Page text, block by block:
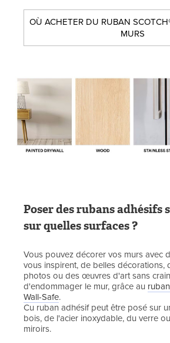
OÙ ACHETER DU RUBAN
MURS
Poser des rubans adhésifs
sur quelles surfaces ?
Vous pouvez décorer vos murs avec
vous inspirent, de belles décorations,
photos ou des œuvres d'art sans
d'endommager le mur, grâce au
Wall-Safe.
Cu ruban adhésif peut être posé sur
bois, de l'acier inoxydable, du verre
miroirs.